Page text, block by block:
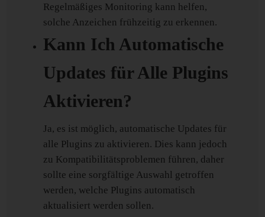
Regelmäßiges Monitoring kann helfen,
solche Anzeichen frühzeitig zu erkennen.
Kann Ich Automatische
Updates für Alle Plugins
Aktivieren?
Ja, es ist möglich, automatische Updates für
alle Plugins zu aktivieren. Dies kann jedoch
zu Kompatibilitätsproblemen führen, daher
sollte eine sorgfältige Auswahl getroffen
werden, welche Plugins automatisch
aktualisiert werden sollen.